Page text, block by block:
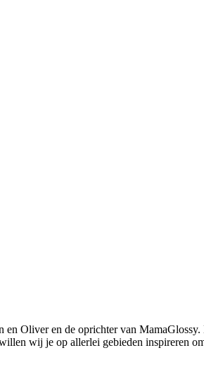
Oliver en de oprichter van
wij je op allerlei gebieden inspireren